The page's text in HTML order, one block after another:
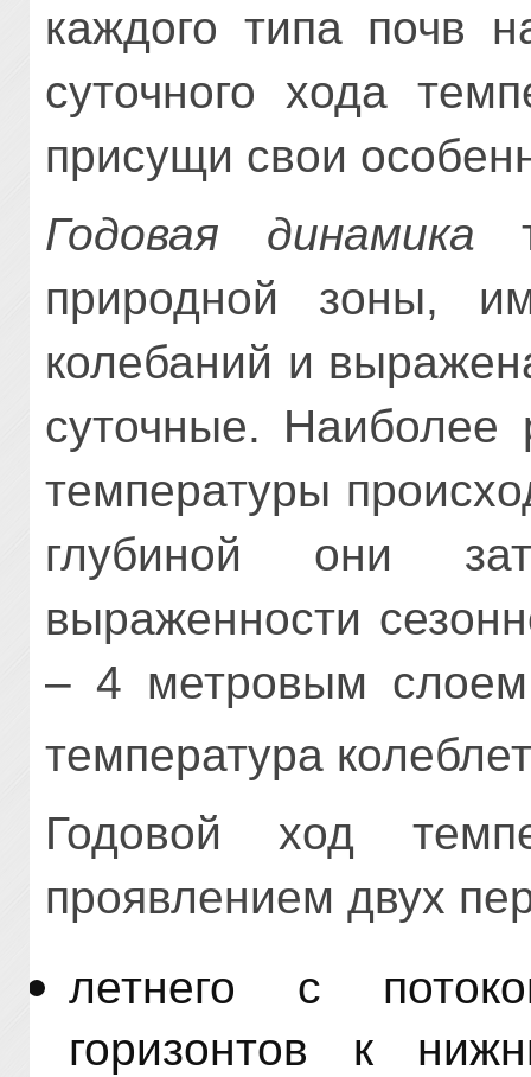
каждого типа почв
суточного хода
присущи свои
Годовая динамика
природной зоны,
колебаний и
суточные. Наиболее
температуры
глубиной они
выраженности
– 4 метровым
температура
Годовой ход
проявлением двух
летнего с
горизонтов к